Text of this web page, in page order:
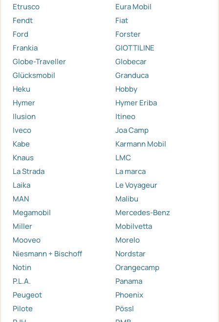
Etrusco
Eura Mobil
Fendt
Fiat
Ford
Forster
Frankia
GIOTTILINE
Globe-Traveller
Globecar
Glücksmobil
Granduca
Heku
Hobby
Hymer
Hymer Eriba
Ilusion
Itineo
Iveco
Joa Camp
Kabe
Karmann Mobil
Knaus
LMC
La Strada
La marca
Laika
Le Voyageur
MAN
Malibu
Megamobil
Mercedes-Benz
Miller
Mobilvetta
Mooveo
Morelo
Niesmann + Bischoff
Nordstar
Notin
Orangecamp
P.L.A.
Panama
Peugeot
Phoenix
Pilote
Pössl